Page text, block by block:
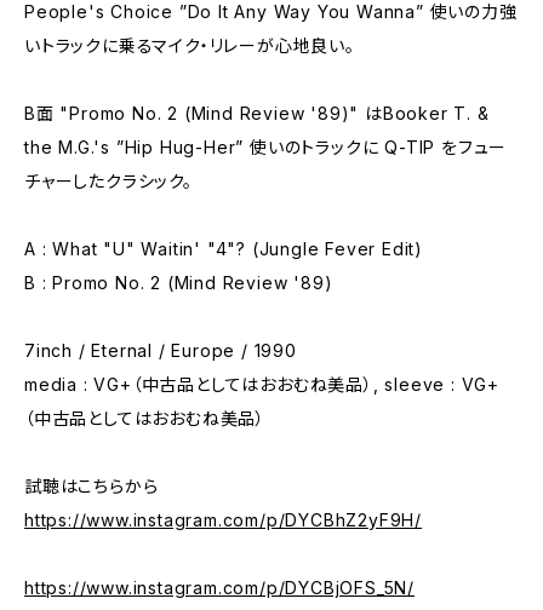
People's Choice ”Do It Any Way You Wanna” 使いの力強
いトラックに乗るマイク・リレーが心地良い。
B面 "Promo No. 2 (Mind Review '89)" はBooker T. &
the M.G.'s ”Hip Hug-Her” 使いのトラックに Q-TIP をフュー
チャーしたクラシック。
A : What "U" Waitin' "4"? (Jungle Fever Edit)
B : Promo No. 2 (Mind Review '89)
7inch / Eternal / Europe / 1990
media : VG+（中古品としてはおおむね美品）, sleeve : VG+
（中古品としてはおおむね美品）
試聴はこちらから
https://www.instagram.com/p/DYCBhZ2yF9H/
https://www.instagram.com/p/DYCBjOFS_5N/